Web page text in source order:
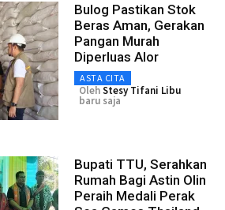
Bulog Pastikan Stok
Beras Aman, Gerakan
Pangan Murah
Diperluas Alor
ASTA CITA
OlehStesy Tifani Libu
baru saja
Bupati TTU, Serahkan
Rumah Bagi Astin Olin
Peraih Medali Perak